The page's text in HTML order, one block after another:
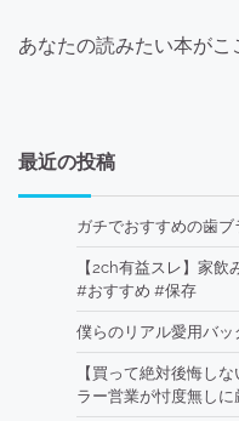
あなたの読みたい本がこ
最近の投稿
ガチでおすすめの歯ブ
【2ch有益スレ】家
#おすすめ #保存
僕らのリアル愛用バッ
【買って絶対後悔し
ラー営業が忖度無しに